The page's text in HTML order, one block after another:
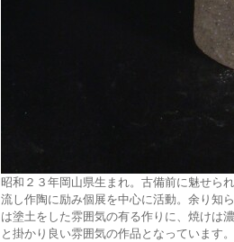
昭和２３年岡山県生まれ。古備前に魅せら
流し作陶に励み個展を中心に活動。余り知
は塗土をした雰囲気の有る作りに、焼けは
と掛かり良い雰囲気の作品となっています